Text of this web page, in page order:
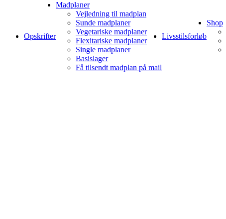
Opskrifter
Madplaner
Vejledning til madplan
Sunde madplaner
Vegetariske madplaner
Flexitariske madplaner
Single madplaner
Basislager
Få tilsendt madplan på mail
Livsstilsforløb
Shop